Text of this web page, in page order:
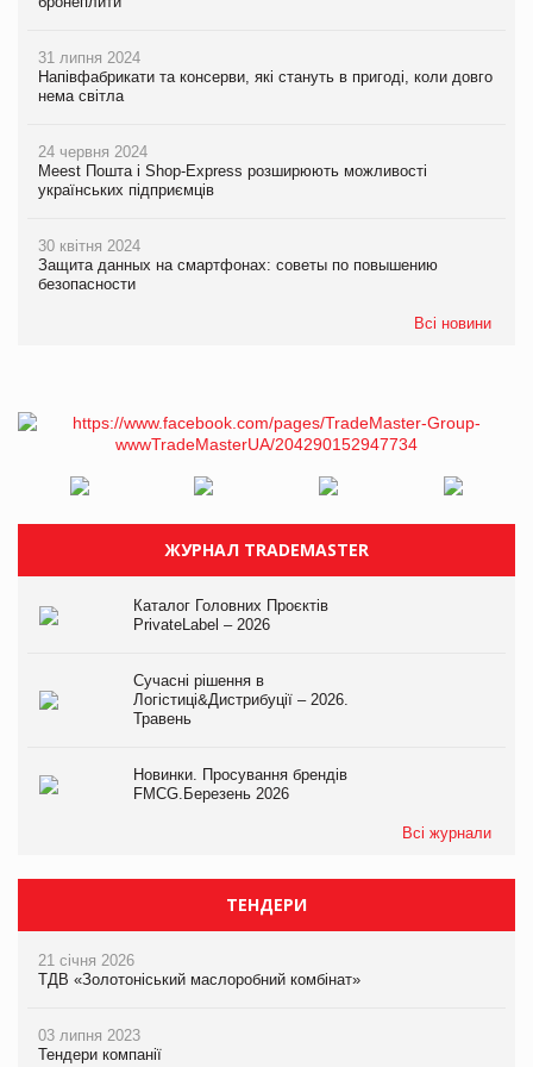
31 липня 2024
Напівфабрикати та консерви, які стануть в пригоді, коли довго
нема світла
24 червня 2024
Meest Пошта і Shop-Express розширюють можливості
українських підприємців
30 квітня 2024
Защита данных на смартфонах: советы по повышению
безопасности
Всі новини
ЖУРНАЛ TRADEMASTER
Каталог Головних Проєктів
PrivateLabel – 2026
Сучасні рішення в
Логістиці&Дистрибуції – 2026.
Травень
Новинки. Просування брендів
FMCG.Березень 2026
Всі журнали
ТЕНДЕРИ
21 січня 2026
ТДВ «Золотоніський маслоробний комбінат»
03 липня 2023
Тендери компанії